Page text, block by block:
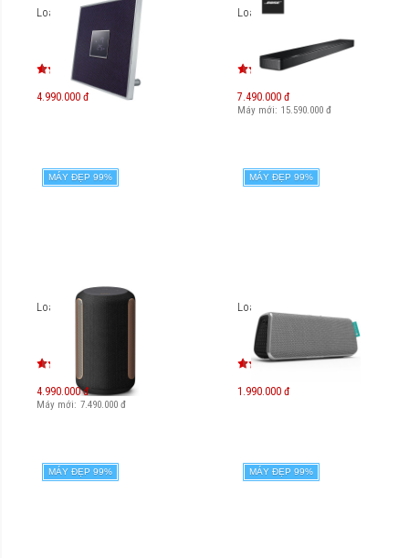
Loa Yamaha ISX-80
4.990.000 đ
Loa Bose Soundbar 500
7.490.000 đ
Máy mới: 15.590.000 đ
MÁY ĐẸP 99%
Loa Sony SRS-RA3000
4.990.000 đ
Máy mới: 7.490.000 đ
MÁY ĐẸP 99%
Loa FuGoo Style
1.990.000 đ
MÁY ĐẸP 99% MÁY ĐẸP 99%